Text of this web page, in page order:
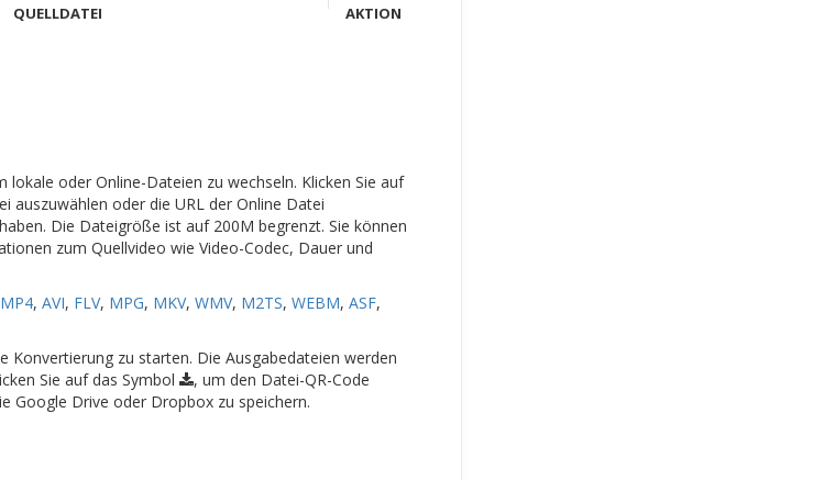
QUELLDATEI AKTION
lokale oder Online-Dateien zu wechseln. Klicken Sie auf
auszuwählen oder die URL der Online Datei
Die Dateigröße ist auf 200M begrenzt. Sie können
zum Quellvideo wie Video-Codec, Dauer und
MP4, AVI, FLV, MPG, MKV, WMV, M2TS, WEBM, ASF,
Konvertierung zu starten. Die Ausgabedateien werden
Sie auf das Symbol
, um den Datei-QR-Code
Google Drive oder Dropbox zu speichern.